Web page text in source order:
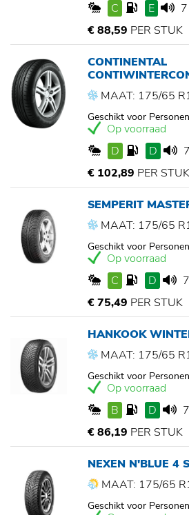
C
E
€ 88,59 PER STUK
CONTINENTAL
MAAT: 175/65
Geschikt voor
Op voorraad
D
D
€ 102,89 PER STUK
SEMPERIT
MAAT: 175/65
Geschikt voor
Op voorraad
C
D
€ 75,49 PER STUK
HANKOOK
MAAT: 175/65
Geschikt voor
Op voorraad
B
D
€ 86,19 PER STUK
NEXEN N'BLUE 4
MAAT: 175/65
Geschikt voor